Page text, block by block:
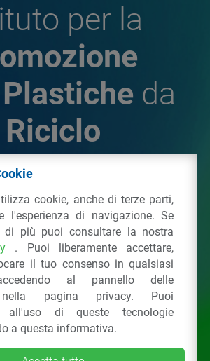
per la
Plastiche da
Riciclo
Plastiche da Riciclo
C.F. 97381090154
36 20123Milano (MI)
Tel.: 02 43928225.
Privacy Policy &Cookie
cookie, anche di terze parti,
l'esperienza di navigazione. Se
di più puoi consultare la nostra
. Puoi liberamente accettare,
il tuo consenso in qualsiasi
al pannello delle
nella pagina privacy. Puoi
all'uso di queste tecnologie
a questa informativa.